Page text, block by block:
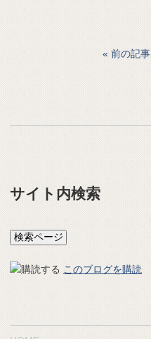
前の記事
サイト内検索
このブログを購読